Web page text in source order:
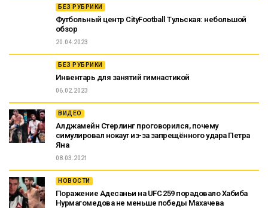
БЕЗ РУБРИКИ
Футбольный центр CityFootball Тульская: небольшой
обзор
20.04.2023
БЕЗ РУБРИКИ
Инвентарь для занятий гимнастикой
06.02.2023
ВИДЕО
Алджамейн Стерлинг проговорился, почему
симулировал нокаут из-за запрещённого удара Петра
Яна
08.03.2021
НОВОСТИ
Поражение Адесаньи на UFC 259 порадовало Хабиба
Нурмагомедова не меньше победы Махачева